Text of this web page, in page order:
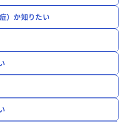
）か知りたい